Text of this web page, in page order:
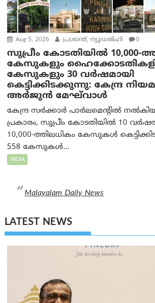
Aug 5, 2026 പ്രശാന്ത്, ന്യൂഡല്‍ഹി 0
സുപ്രീം കോടതിയിൽ 10,000-
കേസുകളും
കേസുകളും 30 വർഷമായി
കെട്ടിക്കിടക്കുന്നു: കേന്ദ്ര നിയമ
അര്‍ജുന്‍ മേഘ്‌വാള്‍
കേന്ദ്ര സർക്കാർ പാർലമെന്റിൽ
പ്രകാരം, സുപ്രീം കോടതിയിൽ 10
10,000-ത്തിലധികം കേസുകൾ
558 കേസുകൾ...
INDIA
Malayalam Daily News
LATEST NEWS